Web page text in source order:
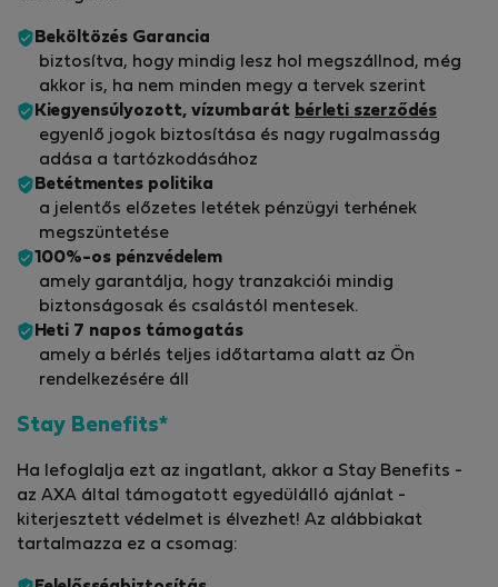
Beköltözés Garancia
biztosítva, hogy mindig lesz hol megszállnod, még
akkor is, ha nem minden megy a tervek szerint
Kiegyensúlyozott, vízumbarát bérleti szerződés
egyenlő jogok biztosítása és nagy rugalmasság
adása a tartózkodásához
Betétmentes politika
a jelentős előzetes letétek pénzügyi terhének
megszüntetése
100%-os pénzvédelem
amely garantálja, hogy tranzakciói mindig
biztonságosak és csalástól mentesek.
Heti 7 napos támogatás
amely a bérlés teljes időtartama alatt az Ön
rendelkezésére áll
Stay Benefits*
Ha lefoglalja ezt az ingatlant, akkor a Stay Benefits -
az AXA által támogatott egyedülálló ajánlat -
kiterjesztett védelmet is élvezhet! Az alábbiakat
tartalmazza ez a csomag: